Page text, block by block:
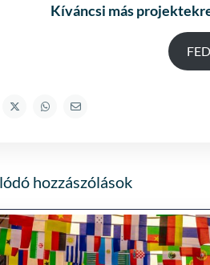
Kíváncsi más
hozzászólások